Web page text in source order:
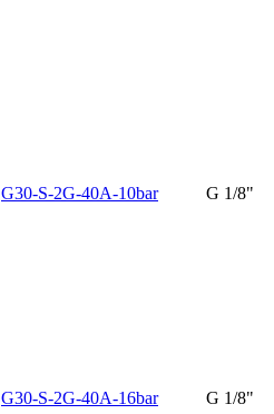
G30-S-2G-40A-10bar G 1/8"
G30-S-2G-40A-16bar G 1/8"